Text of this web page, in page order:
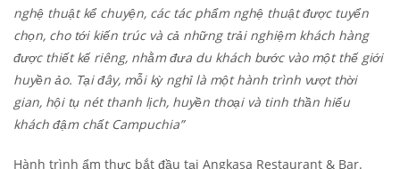
nghệ thuật kể chuyện, các tác phẩm nghệ thuật được tuyển
chọn, cho tới kiến trúc và cả những trải nghiệm khách hàng
được thiết kế riêng, nhằm đưa du khách bước vào một thế giới
huyền ảo. Tại đây, mỗi kỳ nghỉ là một hành trình vượt thời
gian, hội tụ nét thanh lịch, huyền thoại và tinh thần hiếu
khách đậm chất Campuchia”
Hành trình ẩm thực bắt đầu tại Angkasa Restaurant & Bar.